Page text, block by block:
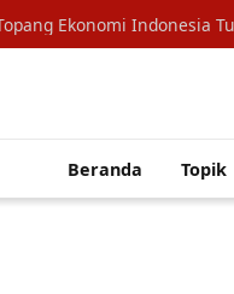
Beranda Topik